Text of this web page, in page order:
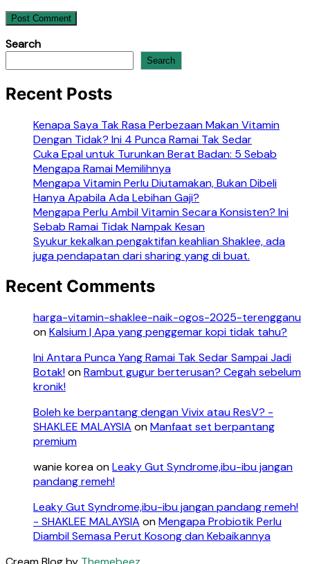
Search
Search
Recent Posts
Kenapa Saya Tak Rasa Perbezaan Makan Vitamin
Dengan Tidak? Ini 4 Punca Ramai Tak Sedar
Cuka Epal untuk Turunkan Berat Badan: 5 Sebab
Mengapa Ramai Memilihnya
Mengapa Vitamin Perlu Diutamakan, Bukan Dibeli
Hanya Apabila Ada Lebihan Gaji?
Mengapa Perlu Ambil Vitamin Secara Konsisten? Ini
Sebab Ramai Tidak Nampak Kesan
Syukur kekalkan pengaktifan keahlian Shaklee, ada
juga pendapatan dari sharing yang di buat.
Recent Comments
harga-vitamin-shaklee-naik-ogos-2025-terengganu
onKalsium | Apa yang penggemar kopi tidak tahu?
Ini Antara Punca Yang Ramai Tak Sedar Sampai Jadi
Botak!onRambut gugur berterusan? Cegah sebelum
kronik!
Boleh ke berpantang dengan Vivix atau ResV? -
SHAKLEE MALAYSIA onManfaat set berpantang
premium
wanie koreaonLeaky Gut Syndrome,ibu-ibu jangan
pandang remeh!
Leaky Gut Syndrome,ibu-ibu jangan pandang remeh!
- SHAKLEE MALAYSIA onMengapa Probiotik Perlu
Diambil Semasa Perut Kosong dan Kebaikannya